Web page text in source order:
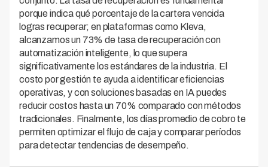
porque indica qué porcentaje de la cartera vencida
logras recuperar; en plataformas como Kleva,
alcanzamos un 73% de tasa de recuperación con
automatización inteligente, lo que supera
significativamente los estándares de la industria. El
costo por gestión te ayuda a identificar eficiencias
operativas, y con soluciones basadas en IA puedes
reducir costos hasta un 70% comparado con métodos
tradicionales. Finalmente, los días promedio de cobro te
permiten optimizar el flujo de caja y comparar períodos
para detectar tendencias de desempeño.